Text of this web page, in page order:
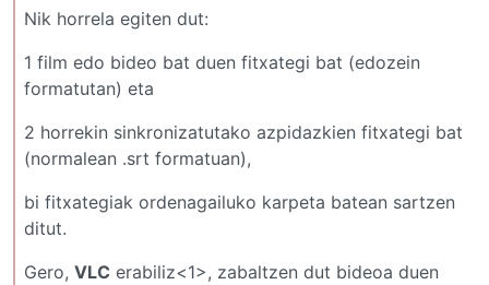
Nik horrela egiten dut:
1 film edo bideo bat duen fitxategi bat (edozein
formatutan) eta
2 horrekin sinkronizatutako azpidazkien fitxategi bat
(normalean .srt formatuan),
bi fitxategiak ordenagailuko karpeta batean sartzen
ditut.
Gero, VLC erabiliz<1>, zabaltzen dut bideoa duen